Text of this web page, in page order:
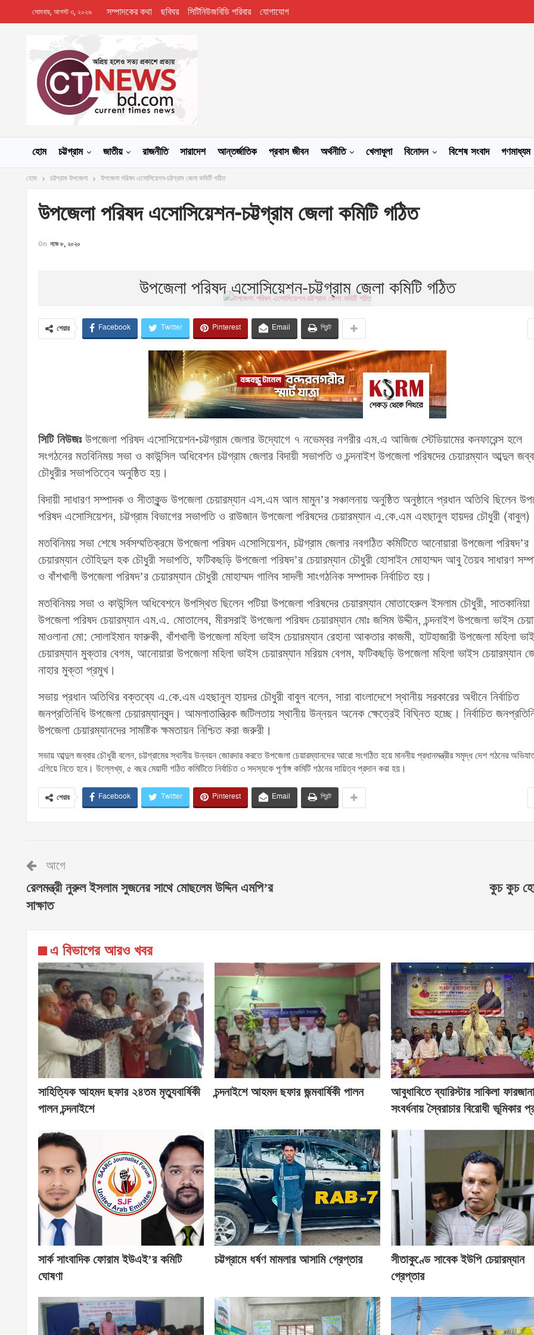
সোমবার, আগস্ট ৩, ২০২৬ সম্পাদকের কথা ছবিঘর সিটিনিউজবিডি পরিবার যোগাযোগ
হোম চট্টগ্রাম জাতীয় রাজনীতি সারাদেশ আন্তর্জাতিক প্রবাস জীবন অর্থনীতি খেলাধূলা বিনোদন বিশেষ সংবাদ গণমাধ্যম
হোম চট্টগ্রাম উপজেলা উপজেলা পরিষদ এসোসিয়েশন-চট্টগ্রাম জেলা কমিটি গঠিত
উপজেলা পরিষদ এসোসিয়েশন-চট্টগ্রাম জেলা কমিটি গঠিত
On নভে ৮, ২০২০
উপজেলা পরিষদ এসোসিয়েশন-চট্টগ্রাম জেলা কমিটি গঠিত
শেয়ার Facebook Twitter Pinterest Email প্রিন্ট
সিটি নিউজঃউপজেলা পরিষদ এসোসিয়েশন-চট্টগ্রাম জেলার উদ্যোগে ৭ নভেম্বর নগরীর এম.এ আজিজ স্টেডিয়ামের কনফারেন্স হলে
সংগঠনের মতবিনিময় সভা ও কাউন্সিল অধিবেশন চট্টগ্রাম জেলার বিদায়ী সভাপতি ও চন্দনাইশ উপজেলা পরিষদের চেয়ারম্যান আব্দুল
চৌধুরীর সভাপতিত্বে অনুষ্ঠিত হয়।
বিদায়ী সাধারণ সম্পাদক ও সীতাকুন্ড উপজেলা চেয়ারম্যান এস.এম আল মামুন’র সঞ্চালনায় অনুষ্ঠিত অনুষ্ঠানে প্রধান অতিথি ছিলেন
পরিষদ এসোসিয়েশন, চট্টগ্রাম বিভাগের সভাপতি ও রাউজান উপজেলা পরিষদের চেয়ারম্যান এ.কে.এম এহছানুল হায়দর চৌধুরী
মতবিনিময় সভা শেষে সর্বসম্মতিক্রমে উপজেলা পরিষদ এসোসিয়েশন, চট্টগ্রাম জেলার নবগঠিত কমিটিতে আনোয়ারা উপজেলা পরিষদ’র
চেয়ারম্যান তৌহিদুল হক চৌধুরী সভাপতি, ফটিকছড়ি উপজেলা পরিষদ’র চেয়ারম্যান চৌধুরী হোসাইন মোহাম্মদ আবু তৈয়ব সাধারণ
ও বাঁশখালী উপজেলা পরিষদ’র চেয়ারম্যান চৌধুরী মোহাম্মদ গালিব সাদলী সাংগঠনিক সম্পাদক নির্বাচিত হয়।
মতবিনিময় সভা ও কাউন্সিল অধিবেশনে উপস্থিত ছিলেন পটিয়া উপজেলা পরিষদের চেয়ারম্যান মোতাহেরুল ইসলাম চৌধুরী, সাতকানিয়া
উপজেলা পরিষদ চেয়ারম্যান এম.এ. মোতালেব, মীরসরাই উপজেলা পরিষদ চেয়ারম্যান মোঃ জসিম উদ্দীন, চন্দনাইশ উপজেলা ভাইস
মাওলানা মো: সোলাইমান ফারুকী, বাঁশখালী উপজেলা মহিলা ভাইস চেয়ারম্যান রেহানা আকতার কাজমী, হাটহাজারী উপজেলা মহিলা
চেয়ারম্যান মুক্তার বেগম, আনোয়ারা উপজেলা মহিলা ভাইস চেয়ারম্যান মরিয়ম বেগম, ফটিকছড়ি উপজেলা মহিলা ভাইস চেয়ারম্যান
নাহার মুক্তা প্রমুখ।
সভায় প্রধান অতিথির বক্তব্যে এ.কে.এম এহছানুল হায়দর চৌধুরী বাবুল বলেন, সারা বাংলাদেশে স্থানীয় সরকারের অধীনে নির্বাচিত
জনপ্রতিনিধি উপজেলা চেয়ারম্যানবৃন্দ। আমলাতান্ত্রিক জটিলতায় স্থানীয় উন্নয়ন অনেক ক্ষেত্রেই বিঘ্নিত হচ্ছে। নির্বাচিত
উপজেলা চেয়ারম্যানদের সামষ্টিক ক্ষমতায়ন নিশ্চিত করা জরুরী।
সভায় আব্দুল জব্বার চৌধুরী বলেন, চট্টগ্রামের স্থানীয় উন্নয়ন জোরদার করতে উপজেলা চেয়ারম্যানদের আরো সংগঠিত হয়ে মাননীয় প্রধানমন্ত্রীর সমৃদ্ধ দেশ গঠনের
এগিয়ে নিতে হবে। উল্লেখ্য, ৫ বছর মেয়াদী গঠিত কমিটিতে নির্বাচিত ৩ সদস্যকে পূর্ণাঙ্গ কমিটি গঠনের দায়িত্ব প্রদান করা হয়।
শেয়ার Facebook Twitter Pinterest Email প্রিন্ট
আগে
রেলমন্ত্রী নুরুল ইসলাম সুজনের সাথে মোছলেম উদ্দিন এমপি’র
সাক্ষাত
কুচ ‍কুচ
এ বিভাগের আরও খবর
সাহিত্যিক আহমদ ছফার ২৪তম মৃত্যুবার্ষিকী
পালন চন্দনাইশে
চন্দনাইশে আহমদ ছফার জন্মবার্ষিকী পালন
আবুধাবিতে ব্যারিস্টার সাকিলা
সংবর্ধনায় স্বৈরাচার বিরোধী ভূমিকার
সার্ক সাংবাদিক ফোরাম ইউএই’র কমিটি
ঘোষণা
চট্টগ্রামে ধর্ষণ মামলার আসামি গ্রেপ্তার
সীতাকুণ্ডে সাবেক ইউপি চেয়ারম্যান
গ্রেপ্তার